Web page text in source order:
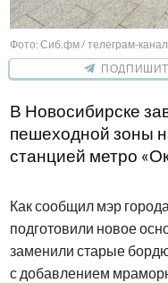
Фото: Сиб.фм / телеграм-
В Новосибирске
пешеходной зоны
станцией метро
Как сообщил мэр
подготовили новое
заменили старые
с добавлением